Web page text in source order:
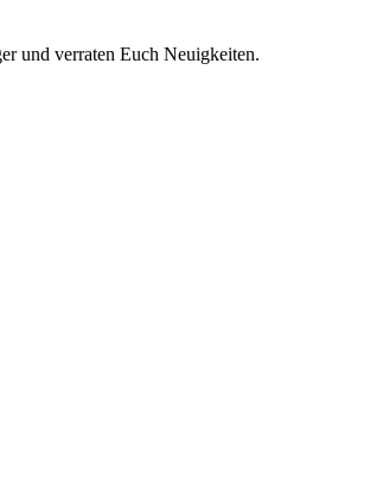
und verraten Euch Neuigkeiten.